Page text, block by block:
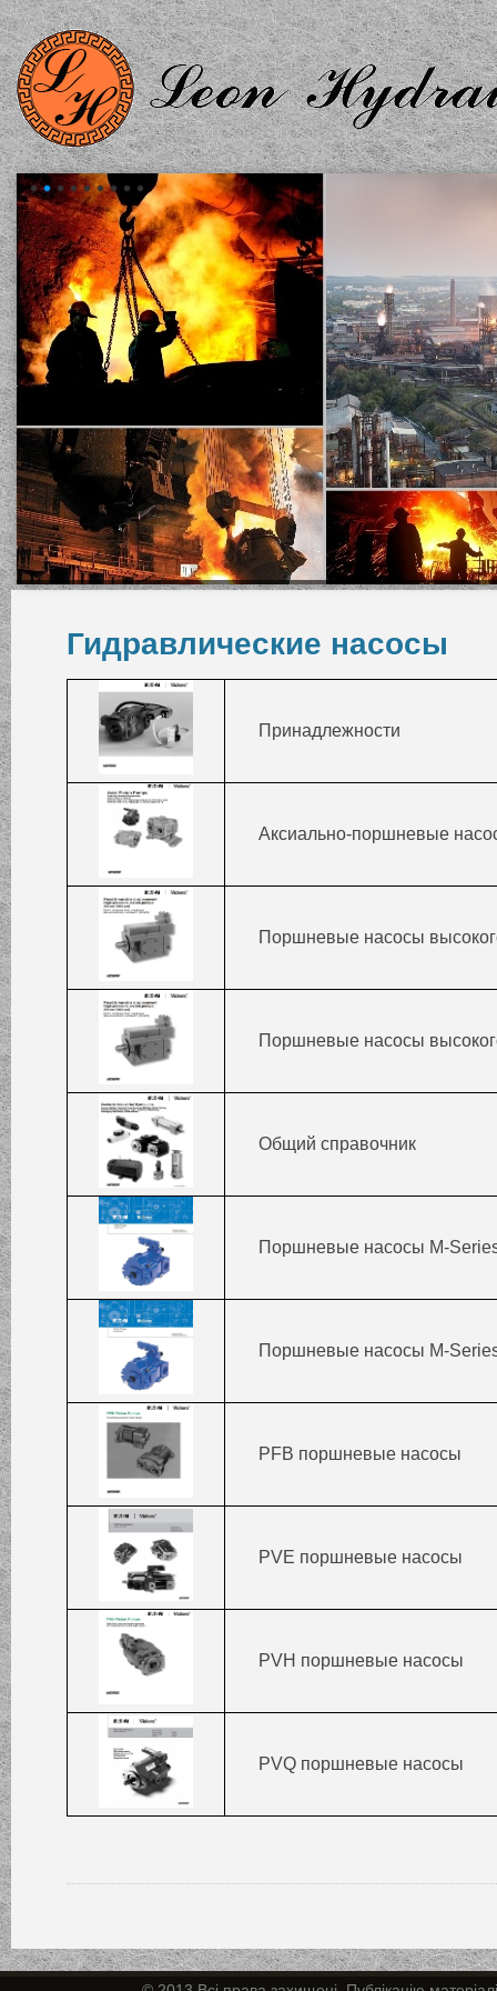
Гидравлические насосы
Принадлежности
Аксиально-поршневые
Поршневые насосы
Поршневые насосы
Общий справочник
Поршневые насосы M-
Поршневые насосы M-
PFB поршневые насосы
PVE поршневые насосы
PVH поршневые насосы
PVQ поршневые насосы